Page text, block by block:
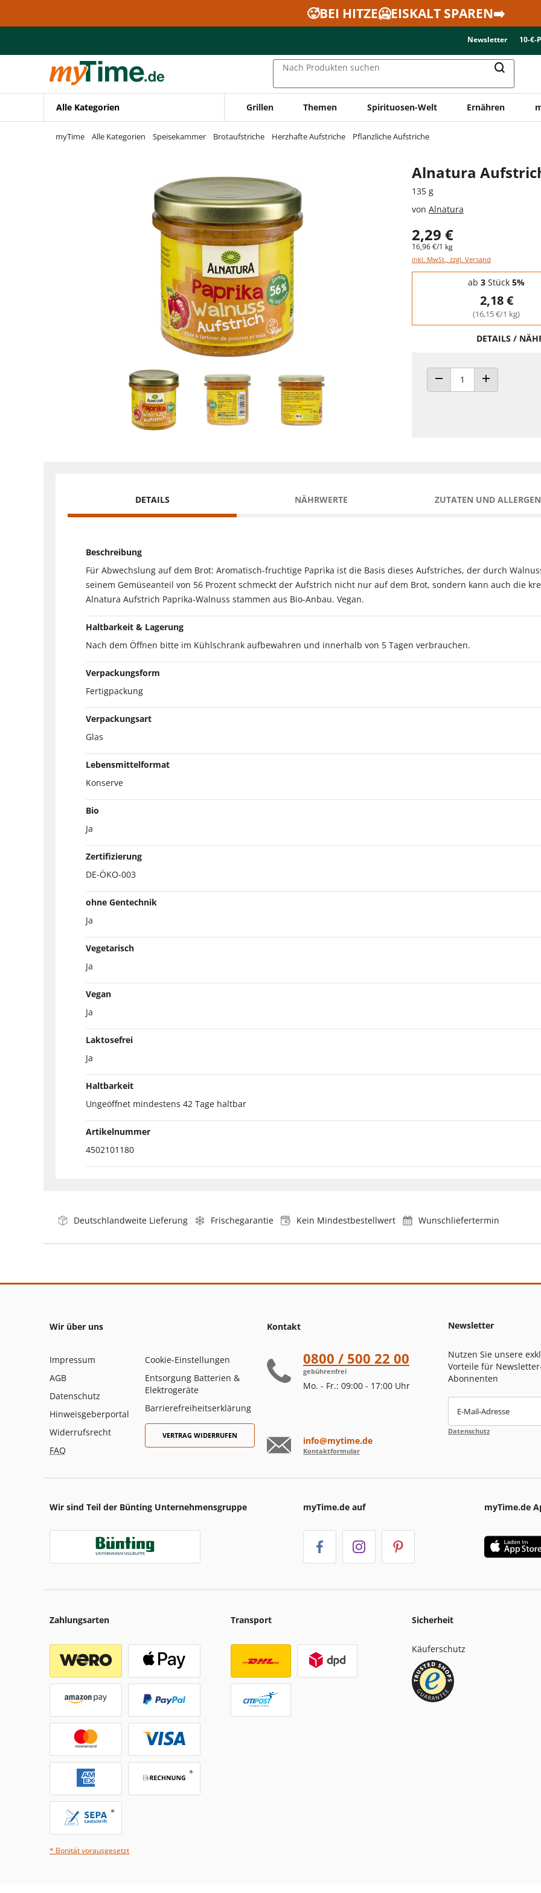
Zur Navigation springen
🥵BEI HITZE🥶EISKALT SPAREN➡️
Newsletter 10-€-
Nach Produkten suchen
Alle Kategorien Grillen Themen Spirituosen-Welt Ernähren
myTime Alle Kategorien Speisekammer Brotaufstriche Herzhafte Aufstriche Pflanzliche Aufstriche
Alnatura
135 g
von Alnatura
2,29 €
16,96 €/1 kg
inkl. MwSt., zzgl. Versand
Staffelpreise - Mengenrabatt
ab 3 Stück 5%
2,18 €
(16,15 €/1 kg)
DETAILS /
ANZAHL VERRINGERN
ANZAHL
DETAILS NÄHRWERTE ZUTATEN UND
Beschreibung
Für Abwechslung auf dem Brot: Aromatisch-fruchtige Paprika ist die Basis dieses Aufstriches, der durch
seinem Gemüseanteil von 56 Prozent schmeckt der Aufstrich nicht nur auf dem Brot, sondern kann auch die
Alnatura Aufstrich Paprika-Walnuss stammen aus Bio-Anbau. Vegan.
Haltbarkeit & Lagerung
Nach dem Öffnen bitte im Kühlschrank aufbewahren und innerhalb von 5 Tagen verbrauchen.
Verpackungsform
Fertigpackung
Verpackungsart
Glas
Lebensmittelformat
Konserve
Bio
Ja
Zertifizierung
DE-ÖKO-003
ohne Gentechnik
Ja
Vegetarisch
Ja
Vegan
Ja
Laktosefrei
Ja
Haltbarkeit
Ungeöffnet mindestens 42 Tage haltbar
Artikelnummer
4502101180
Deutschlandweite Lieferung Frischegarantie Kein Mindestbestellwert Wunschliefertermin
Wir über uns
Impressum
AGB
Datenschutz
Hinweisgeberportal
Widerrufsrecht
FAQ
Cookie-Einstellungen
Entsorgung Batterien &
Elektrogeräte
Barrierefreiheitserklärung
VERTRAG WIDERRUFEN
Kontakt
0800 / 500 22 00
gebührenfrei
Mo. - Fr.: 09:00 - 17:00 Uhr
info@mytime.de
Kontaktformular
Newsletter
Nutzen Sie unsere
Vorteile für
Abonnenten
E-Mail-Adresse
Datenschutz
Wir sind Teil der Bünting Unternehmensgruppe myTime.de auf myTime.de
Zahlungsarten
* Bonität vorausgesetzt
Transport Sicherheit
Käuferschutz